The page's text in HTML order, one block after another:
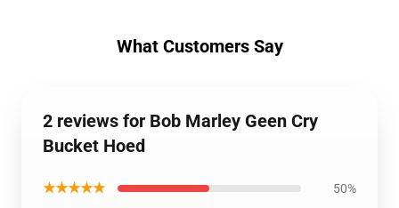
What Customers Say
2 reviews for Bob Marley Geen Cry
Bucket Hoed
★★★★★ 50%